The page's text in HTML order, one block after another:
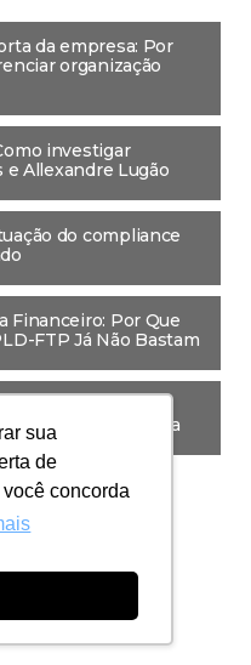
sua
de
concorda
da empresa: Por
organização
investigar
e Allexandre Lugão
do compliance
Financeiro: Por Que
FTP Já Não Bastam
Pouco Conhecida